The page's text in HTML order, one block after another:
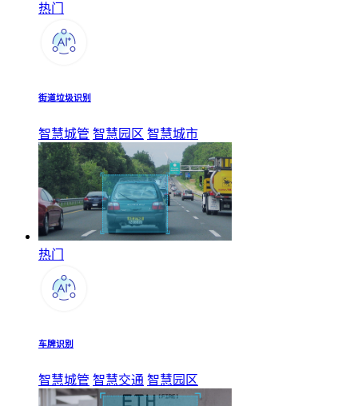
热门
街道垃圾识别
智慧城管 智慧园区 智慧城市
热门
车牌识别
智慧城管 智慧交通 智慧园区